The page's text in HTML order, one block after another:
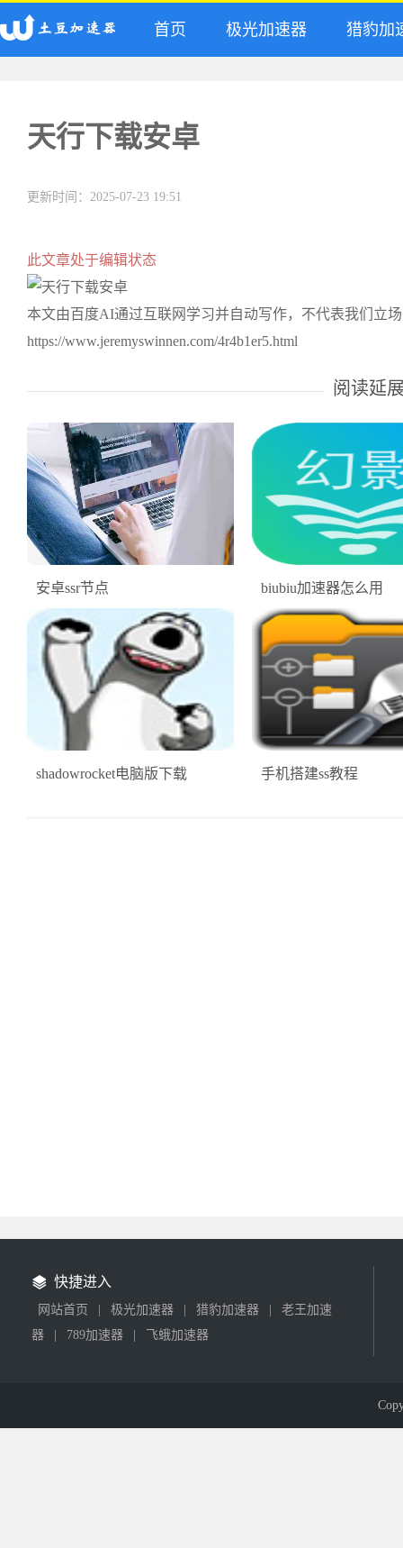
首页 极光加速器 猎豹加
天行下载安卓
更新时间：2025-07-23 19:51
此文章处于编辑状态
本文由百度AI通过互联网学习并自动写作，不代表我们立
https://www.jeremyswinnen.com/4r4b1er5.html
阅读延
安卓ssr节点 biubiu加速器怎么用
shadowrocket电脑版下载 手机搭建ss教程
快捷进入
网站首页 极光加速器 猎豹加速器
老王加速
器
789加速器 飞蛾加速器